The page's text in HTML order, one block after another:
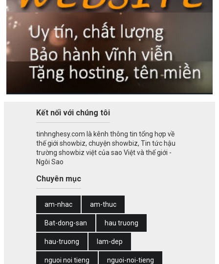
Kết nối với chúng tôi
tinhnghesy.com là kênh thông tin tổng hợp về
thế giới showbiz, chuyện showbiz, Tin tức hậu
trường showbiz việt của sao Việt và thế giới -
Ngôi Sao
Chuyên mục
am-nhac am-thuc
Bat-dong-san hau truong
hau-truong lam-dep
nguoi noi tieng nguoi-noi-tieng